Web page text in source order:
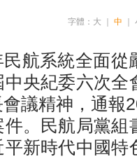
字體： 大 中
系統全面從
央紀委六次全
議精神，通報
。民航局黨組
新時代中國特